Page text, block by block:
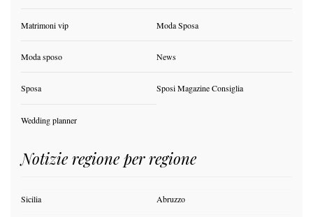
Matrimoni vip Moda Sposa
Moda sposo News
Sposa Sposi Magazine Consiglia
Wedding planner
Notizie regione per regione
Sicilia Abruzzo